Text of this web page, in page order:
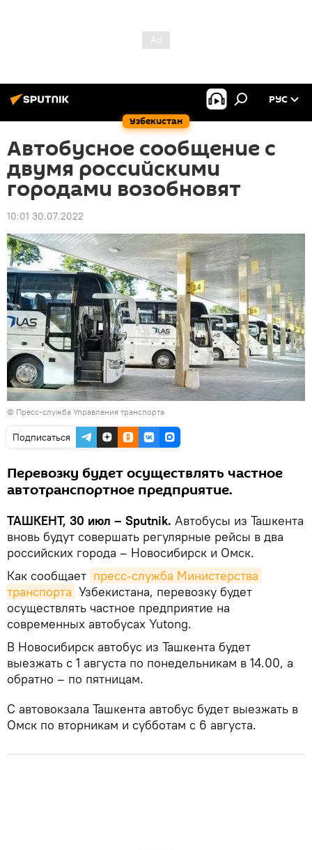
Узбекистан
РУС
Автобусное сообщение с
двумя российскими
городами возобновят
10:01 30.07.2022
© Пресс-служба Управления транспорта
Подписаться
Перевозку будет осуществлять частное
автотранспортное предприятие.
ТАШКЕНТ, 30 июл – Sputnik. Автобусы из Ташкента
вновь будут совершать регулярные рейсы в два
российских города – Новосибирск и Омск.
Как сообщает пресс-служба Министерства
транспорта Узбекистана, перевозку будет
осуществлять частное предприятие на
современных автобусах Yutong.
В Новосибирск автобус из Ташкента будет
выезжать с 1 августа по понедельникам в 14.00, а
обратно – по пятницам.
С автовокзала Ташкента автобус будет выезжать в
Омск по вторникам и субботам с 6 августа.